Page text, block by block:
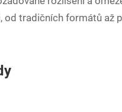
od tradičních formátů až